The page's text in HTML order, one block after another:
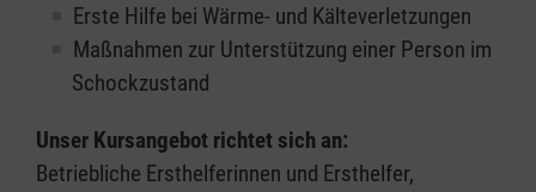
Erste Hilfe bei Wärme- und Kälteverletzungen
Maßnahmen zur Unterstützung einer Person im
Schockzustand
Unser Kursangebot richtet sich an:
Betriebliche Ersthelferinnen und Ersthelfer,